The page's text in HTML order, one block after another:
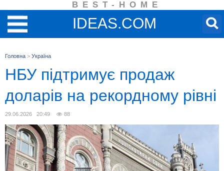
BEST-HOME
IDEAS.COM
Головна > Україна
НБУ підтримує продаж
доларів на рекордному рівні
29.06.2026 20:49 88